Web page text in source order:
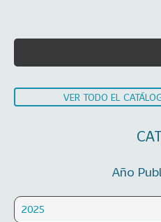
VER TODO EL
Año
2025